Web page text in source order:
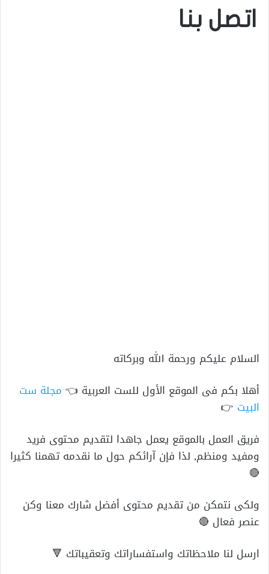
اتصل بنا
السلام عليكم ورحمة الله وبركاته
أهلا بكم فى الموقع الأول للست العربية 👈 مجلة ست
البيت 👉
فريق العمل بالموقع يعمل جاهدا لتقديم محتوى فريد
ومفيد ومنظم, لذا فإن آرائكم حول ما نقدمه تهمنا كثيرا
🔴
ولكى نتمكن من تقديم محتوى أفضل شارك معنا وكن
عنصر فعال 🔴
ارسل لنا ملاحظاتك واستفساراتك وتعقيباتك 🔻